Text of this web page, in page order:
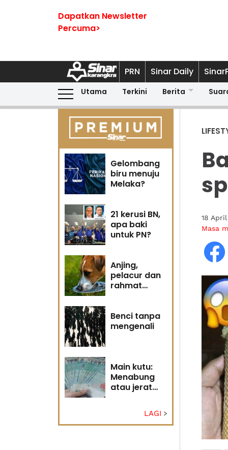
Dapatkan Newsletter
Percuma>
PRN Sinar Daily
Utama Terkini Berita
Gelombang
biru menuju
Melaka?
21 kerusi BN,
apa baki
untuk PN?
Anjing,
pelacur dan
rahmat
Benci tanpa
mengenali
Main kutu:
Menabung
atau jerat
LAGI
18
Masa